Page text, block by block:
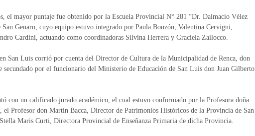
el mayor puntaje fue obtenido por la Escuela Provincial N° 281 “Dr. Dalmacio Vélez
San Genaro, cuyo equipo estuvo integrado por Paula Bouzón, Valentina Cervigni,
Cardini, actuando como coordinadoras Silvina Herrera y Graciela Zallocco.
San Luis corrió por cuenta del Director de Cultura de la Municipalidad de Renca, don
por el funcionario del Ministerio de Educación de San Luis don Juan Gilberto
con un calificado jurado académico, el cual estuvo conformado por la Profesora doña
el Profesor don Martín Bacca, Director de Patrimonios Históricos de la Provincia de San
Maris Curti, Directora Provincial de Enseñanza Primaria de dicha Provincia.